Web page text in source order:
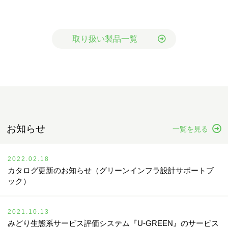
取り扱い製品一覧
お知らせ 一覧を見る
2022.02.18
カタログ更新のお知らせ（グリーンインフラ設計サポートブ
ック）
2021.10.13
みどり生態系サービス評価システム『U-GREEN』のサービス